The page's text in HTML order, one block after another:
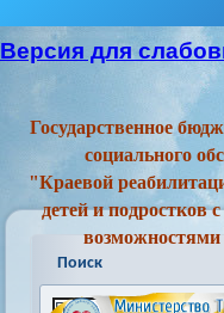
Версия для
Государственное
социального
"Краевой
детей и подростков
Поиск